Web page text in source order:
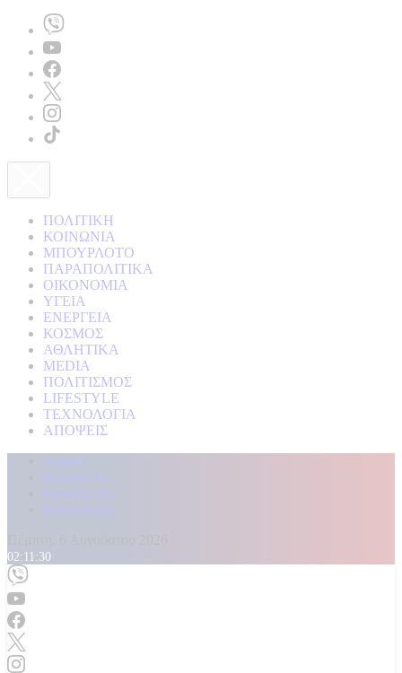
ΠΟΛΙΤΙΚΗ
ΚΟΙΝΩΝΙΑ
ΜΠΟΥΡΛΟΤΟ
ΠΑΡΑΠΟΛΙΤΙΚΑ
ΟΙΚΟΝΟΜΙΑ
ΥΓΕΙΑ
ΕΝΕΡΓΕΙΑ
ΚΟΣΜΟΣ
ΑΘΛΗΤΙΚΑ
MEDIA
ΠΟΛΙΤΙΣΜΟΣ
LIFESTYLE
ΤΕΧΝΟΛΟΓΙΑ
ΑΠΟΨΕΙΣ
Αρχική
Kontra Live
Καταγγελίες
Επικοινωνία
02:11:32